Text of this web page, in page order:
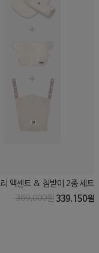
액센트 & 침받이 2종 세트
369,000원 339,150원